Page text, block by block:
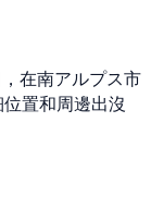
在南アルプス市
置和周邊出沒